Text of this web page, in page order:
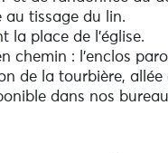
au tissage du lin.
la place de l'église.
chemin : l'enclos
de la tourbière,
dans nos